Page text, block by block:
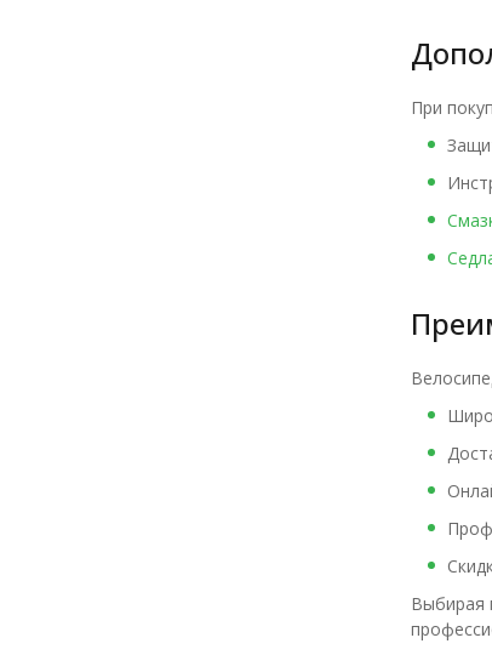
При
Выбирая